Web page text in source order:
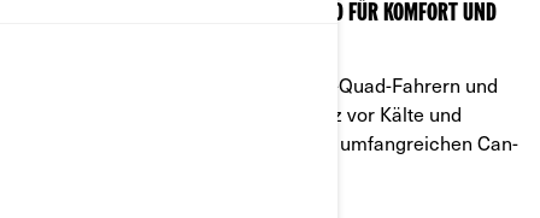
DIE CAN-AM KABINE SORGT IM SXS-QUAD FÜR KOMFORT UND
Original Can-Am Kabinen bieten SxS-Quad-Fahrern und
Beifahrern den bestmöglichen Schutz vor Kälte und
Schnee. Sie lassen sich mit unserem umfangreichen Can-